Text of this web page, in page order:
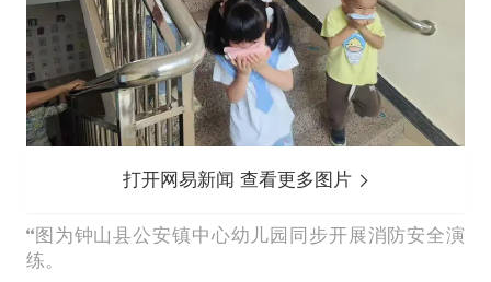
打开网易新闻 查看更多图片
图为钟山县公安镇中心幼儿园同步开展消防安全演
练。